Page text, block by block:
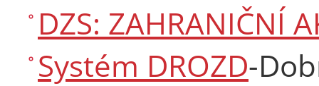
DZS: ZAHRANIČNÍ
Systém DROZD-